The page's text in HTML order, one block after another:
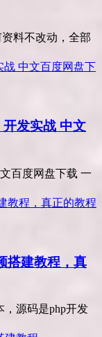
料不改动，全部
开发实战 中文
百度网盘下载 一
搭建教程，真
，源码是php开发